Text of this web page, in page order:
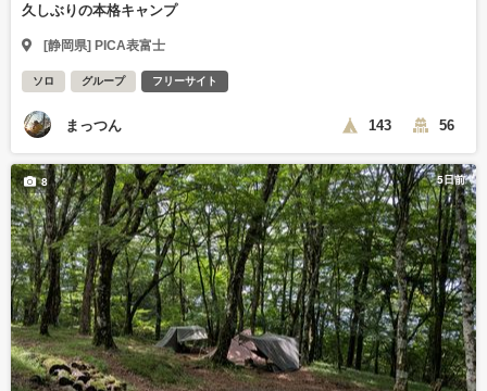
久しぶりの本格キャンプ
[静岡県] PICA表富士
ソロ グループ フリーサイト
まっつん 143 56
5日前
8